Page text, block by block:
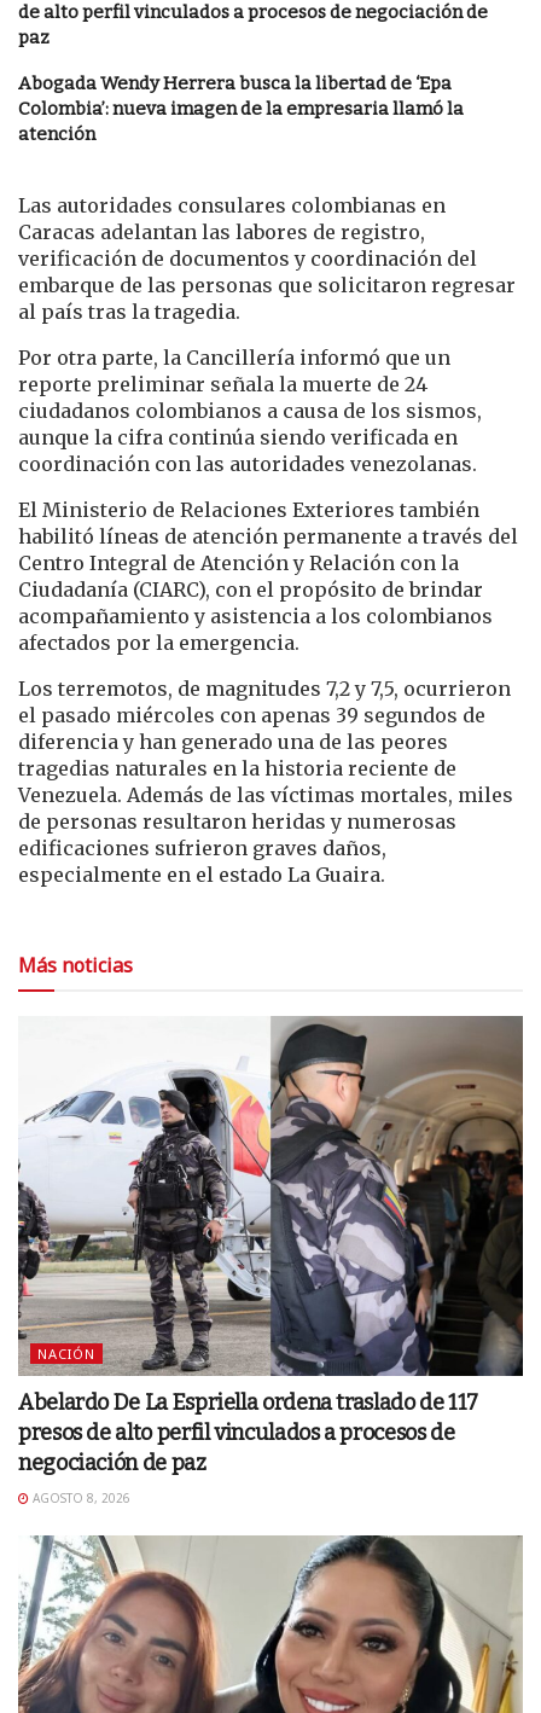
de alto perfil vinculados a procesos de negociación de
paz
Abogada Wendy Herrera busca la libertad de ‘Epa
Colombia’: nueva imagen de la empresaria llamó la
atención
Las autoridades consulares colombianas en
Caracas adelantan las labores de registro,
verificación de documentos y coordinación del
embarque de las personas que solicitaron regresar
al país tras la tragedia.
Por otra parte, la Cancillería informó que un
reporte preliminar señala la muerte de 24
ciudadanos colombianos a causa de los sismos,
aunque la cifra continúa siendo verificada en
coordinación con las autoridades venezolanas.
El Ministerio de Relaciones Exteriores también
habilitó líneas de atención permanente a través del
Centro Integral de Atención y Relación con la
Ciudadanía (CIARC), con el propósito de brindar
acompañamiento y asistencia a los colombianos
afectados por la emergencia.
Los terremotos, de magnitudes 7,2 y 7,5, ocurrieron
el pasado miércoles con apenas 39 segundos de
diferencia y han generado una de las peores
tragedias naturales en la historia reciente de
Venezuela. Además de las víctimas mortales, miles
de personas resultaron heridas y numerosas
edificaciones sufrieron graves daños,
especialmente en el estado La Guaira.
Más noticias
NACIÓN
Abelardo De La Espriella ordena traslado de 117
presos de alto perfil vinculados a procesos de
negociación de paz
AGOSTO 8, 2026